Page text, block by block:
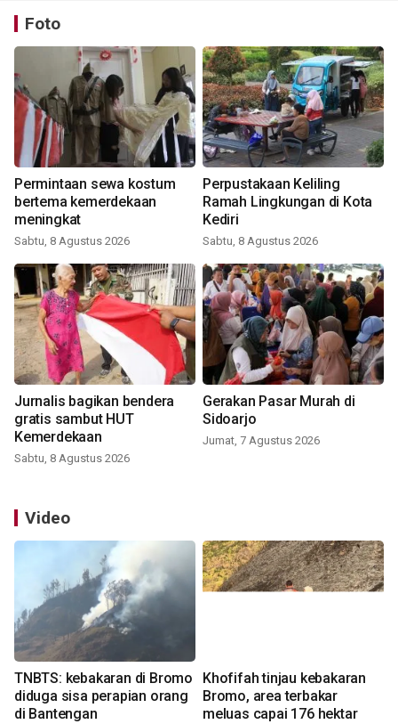
Foto
Permintaan sewa kostum
bertema kemerdekaan
meningkat
Sabtu, 8 Agustus 2026
Perpustakaan Keliling
Ramah Lingkungan di Kota
Kediri
Sabtu, 8 Agustus 2026
Jurnalis bagikan bendera
gratis sambut HUT
Kemerdekaan
Sabtu, 8 Agustus 2026
Gerakan Pasar Murah di
Sidoarjo
Jumat, 7 Agustus 2026
Video
TNBTS: kebakaran di Bromo
diduga sisa perapian orang
di Bantengan
Khofifah tinjau kebakaran
Bromo, area terbakar
meluas capai 176 hektar